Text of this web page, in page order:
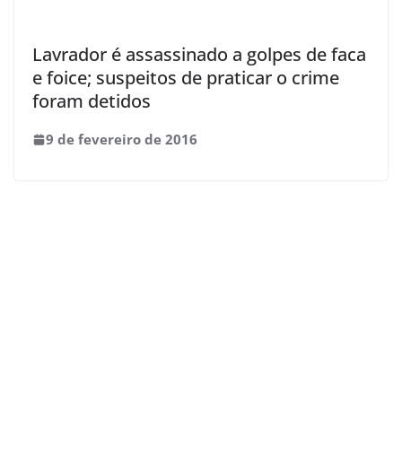
Lavrador é assassinado a golpes de faca
e foice; suspeitos de praticar o crime
foram detidos
9 de fevereiro de 2016